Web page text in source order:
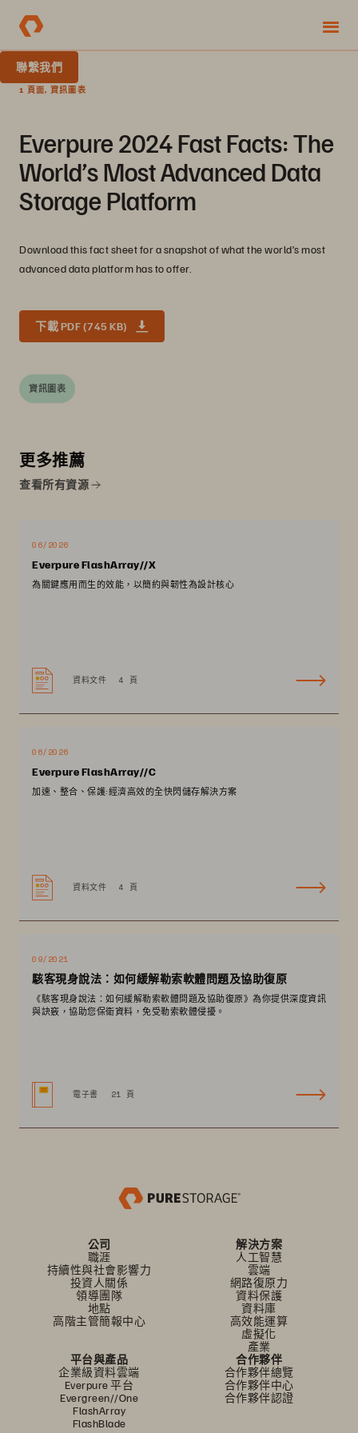
聯繫我們
1 頁面, 資訊圖表
Everpure 2024 Fast Facts: The
World’s Most Advanced Data
Storage Platform
Download this fact sheet for a snapshot of what the world’s most
advanced data platform has to offer.
下載 PDF (745 KB)
資訊圖表
更多推薦
查看所有資源
06/2026
Everpure FlashArray//X
為關鍵應用而生的效能，以簡約與韌性為設計核心
資料文件 4 頁
06/2026
Everpure FlashArray//C
加速、整合、保護:經濟高效的全快閃儲存解決方案
資料文件 4 頁
09/2021
駭客現身說法：如何緩解勒索軟體問題及協助復原
《駭客現身說法：如何緩解勒索軟體問題及協助復原》為你提供深度資訊
與訣竅，協助您保衛資料，免受勒索軟體侵擾。
電子書 21 頁
公司
職涯
持續性與社會影響力
投資人關係
領導團隊
地點
高階主管簡報中心
解決方案
人工智慧
雲端
網路復原力
資料保護
資料庫
高效能運算
虛擬化
產業
平台與產品
企業級資料雲端
Everpure 平台
Evergreen//One
FlashArray
FlashBlade
合作夥伴
合作夥伴總覽
合作夥伴中心
合作夥伴認證